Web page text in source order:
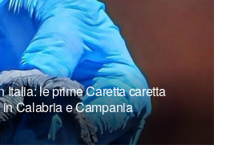
Italia: le prime Caretta caretta
Calabria e Campania